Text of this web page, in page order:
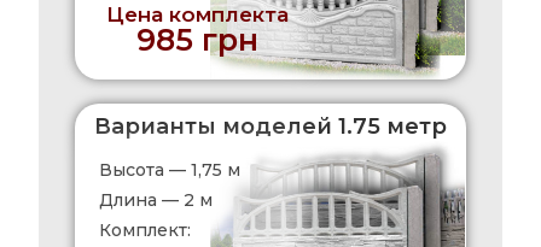
Цена комплекта
985 грн
Варианты моделей 1.75 метр
Высота — 1,75 м
Длина — 2 м
Комплект: